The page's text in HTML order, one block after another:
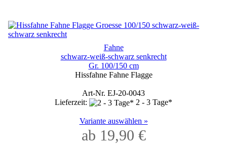
Fahne
schwarz-weiß-schwarz senkrecht
Gr. 100/150 cm
Hissfahne Fahne Flagge
Art-Nr. EJ-20-0043
Lieferzeit:
2 - 3 Tage*
Variante auswählen »
ab 19,90 €